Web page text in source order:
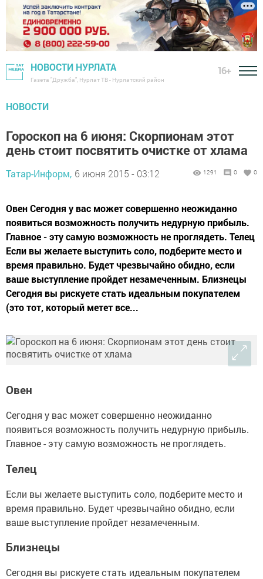
НОВОСТИ НУРЛАТА
Газета "Дружба", Нурлат ТВ - Нурлатский район
16+
НОВОСТИ
Гороскоп на 6 июня: Скорпионам этот
день стоит посвятить очистке от хлама
Татар-Информ, 6 июня 2015 - 03:12 1291 0 0
Овен Сегодня у вас может совершенно неожиданно
появиться возможность получить недурную прибыль.
Главное - эту самую возможность не проглядеть. Телец
Если вы желаете выступить соло, подберите место и
время правильно. Будет чрезвычайно обидно, если
ваше выступление пройдет незамеченным. Близнецы
Сегодня вы рискуете стать идеальным покупателем
(это тот, который метет все...
Овен
Сегодня у вас может совершенно неожиданно
появиться возможность получить недурную прибыль.
Главное - эту самую возможность не проглядеть.
Телец
Если вы желаете выступить соло, подберите место и
время правильно. Будет чрезвычайно обидно, если
ваше выступление пройдет незамеченным.
Близнецы
Сегодня вы рискуете стать идеальным покупателем